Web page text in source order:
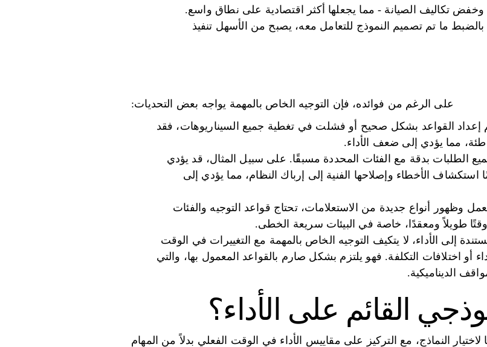
تكاليف الصيانة - مما يجعلها أكثر اقتصادية على نطاق واسع.
ما تم تصميم النموذج للتعامل معه، يصبح من الأسهل تنفيذ
على الرغم من فوائده، فإن التوجيه الخاص بالمهمة يواجه بعض التحديات:
إعداد القواعد بشكل صحيح أو فشلت في تغطية جميع السيناريوهات، فقد
مما يؤدي إلى ضعف الأداء.
الطلبات بدقة مع الفئات المحددة مسبقًا. على سبيل المثال، قد يؤدي
استكشاف الأخطاء وإصلاحها الفنية إلى إرباك النظام، مما يؤدي إلى
وظهور أنواع جديدة من الاستعلامات، تحتاج قواعد التوجيه والفئات
طويلاً ومعقدًا، خاصة في البيئات سريعة الخطى.
إلى الأداء، لا يتكيف التوجيه الخاص بالمهمة مع التغييرات في الوقت
أو اختلافات التكلفة. فهو يلتزم بشكل صارم بالقواعد المعمول بها، والتي
الديناميكية.
القائم على الأداء؟
لاختيار النماذج، مع التركيز على مقاييس الأداء في الوقت الفعلي بدلاً من المهام